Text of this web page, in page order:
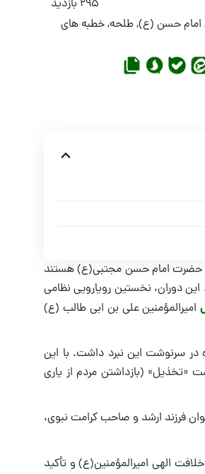
295 بازدید
امام حسن (ع),طلحه,خطبه های
حضرت امام حسن مجتبی(ع) هستند
در شهر کوفه ایراد شده اند. این دوران، نخستین رویارویی نظامی
امیرالمؤمنین علی بن ابی طالب (ع)
سرنوشت این نبرد داشت. با این
«تخذیل» (بازداشتن مردم از یاری
فرزند ارشد و صاحب کرامت نبوی،
الهی امیرالمؤمنین(ع) و تأکید